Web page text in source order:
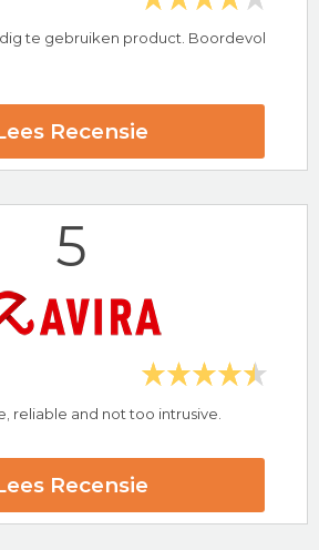
garantie
nu McAfee
te gebruiken product. Boordevol
Recensie
garantie
5
reliable and not too intrusive.
Recensie